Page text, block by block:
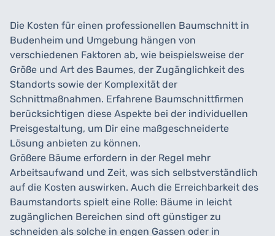
Die Kosten für einen professionellen Baumschnitt in
Budenheim und Umgebung hängen von
verschiedenen Faktoren ab, wie beispielsweise der
Größe und Art des Baumes, der Zugänglichkeit des
Standorts sowie der Komplexität der
Schnittmaßnahmen. Erfahrene Baumschnittfirmen
berücksichtigen diese Aspekte bei der individuellen
Preisgestaltung, um Dir eine maßgeschneiderte
Lösung anbieten zu können.
Größere Bäume erfordern in der Regel mehr
Arbeitsaufwand und Zeit, was sich selbstverständlich
auf die Kosten auswirken. Auch die Erreichbarkeit des
Baumstandorts spielt eine Rolle: Bäume in leicht
zugänglichen Bereichen sind oft günstiger zu
schneiden als solche in engen Gassen oder in